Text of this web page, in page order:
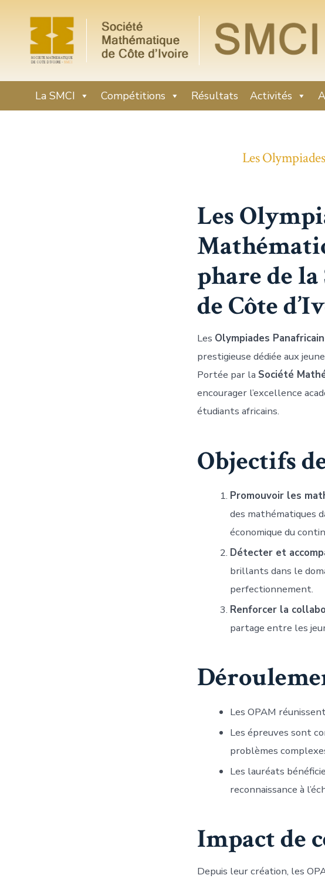
La SMCI Compétitions Résultats Activités
Les
Les
phare de
de Côte
Les Olympiades
prestigieuse dédiée aux
Portée par la Société
encourager l’excellence
étudiants africains.
Objectifs
Promouvoir les
des mathématiques
économique du
Détecter et
brillants dans le
perfectionnement.
Renforcer la
partage entre les
Les OPAM
Les épreuves sont
problèmes
Les lauréats
reconnaissance à
Impact de
Depuis leur création, les